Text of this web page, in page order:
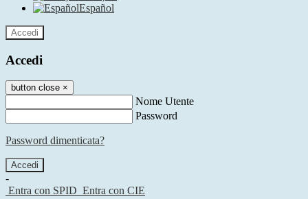
Español
Accedi
Accedi
button close ×
Nome Utente
Password
Password dimenticata?
-
Entra con SPID Entra con CIE